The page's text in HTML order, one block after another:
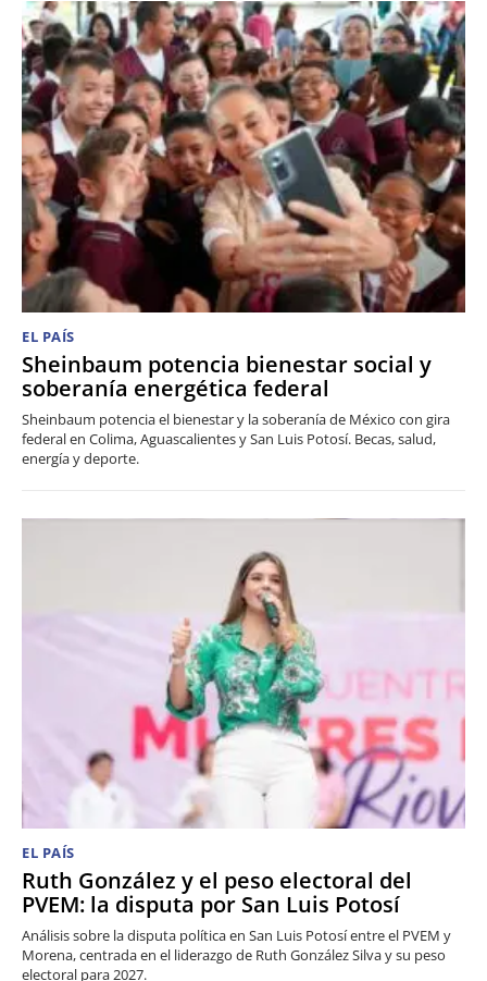
EL PAÍS
Sheinbaum potencia bienestar social y
soberanía energética federal
Sheinbaum potencia el bienestar y la soberanía de México con gira
federal en Colima, Aguascalientes y San Luis Potosí. Becas, salud,
energía y deporte.
EL PAÍS
Ruth González y el peso electoral del
PVEM: la disputa por San Luis Potosí
Análisis sobre la disputa política en San Luis Potosí entre el PVEM y
Morena, centrada en el liderazgo de Ruth González Silva y su peso
electoral para 2027.